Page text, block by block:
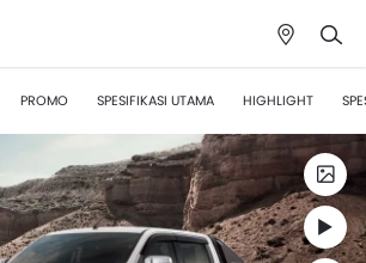
PROMO SPESIFIKASI UTAMA HIGHLIGHT